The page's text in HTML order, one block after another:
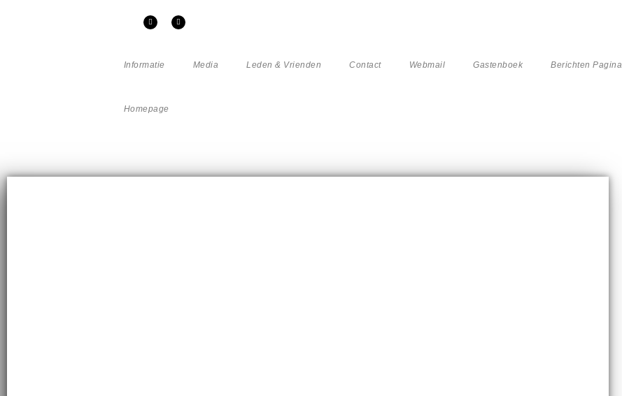
Informatie Media Leden & Vrienden Contact Webmail Gastenboek Berichten Pagina
Homepage